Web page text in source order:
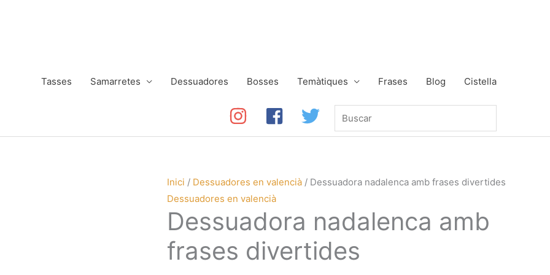
Tasses Samarretes Dessuadores Bosses Temàtiques Frases Blog Cistella
Inici / Dessuadores en valencià / Dessuadora nadalenca amb frases divertides
Dessuadores en valencià
Dessuadora nadalenca amb
frases divertides